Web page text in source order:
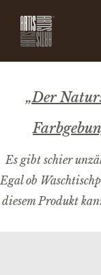
„Der
Es gibt schier
Egal ob
diesem Produkt